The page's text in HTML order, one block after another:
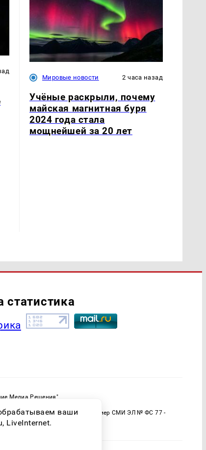
Мировые новости 2 часа назад
Учёные раскрыли, почему
майская магнитная буря
2024 года стала
мощнейшей за 20 лет
статистика
Медиа Решения"
Регистрационный номер СМИ ЭЛ № ФС 77 -
ваши
LiveInternet.